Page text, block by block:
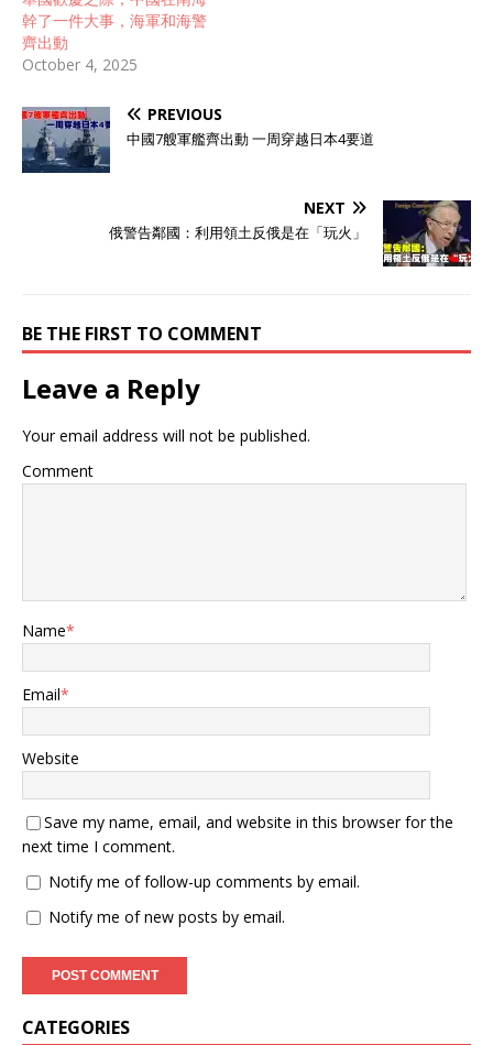
幹了一件大事，海軍和海警
齊出動
October 4, 2025
PREVIOUS
中國7艘軍艦齊出動 一周穿越日本4要道
NEXT
俄警告鄰國：利用領土反俄是在「玩火」
BE THE FIRST TO COMMENT
Leave a Reply
Your email address will not be published.
Comment
Name*
Email*
Website
Save my name, email, and website in this browser for the
next time I comment.
Notify me of follow-up comments by email.
Notify me of new posts by email.
CATEGORIES